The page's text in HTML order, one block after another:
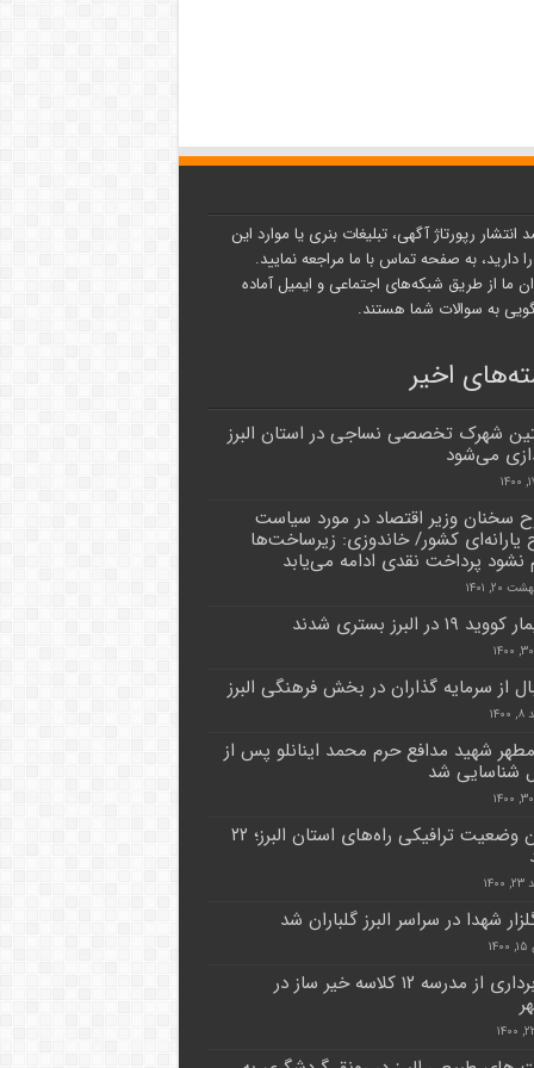
انتشار رپورتاژ آگهی، تبلیغات بنری یا موارد این
دارید، به صفحه تماس با ما مراجعه نمایید.
ما از طریق شبکه‌های اجتماعی و ایمیل آماده
به سوالات شما هستند.
اخیر
شهرک تخصصی نساجی در استان البرز
می‌شود
سخنان وزیر اقتصاد در مورد سیاست
یارانه‌ای کشور/ خاندوزی: زیرساخت‌ها
نشود پرداخت نقدی ادامه می‌یابد
۲۰, ۱۴۰۱
از سرمایه گذاران در بخش فرهنگی البرز
شهید مدافع حرم محمد اینانلو پس از
آخرین وضعیت ترافیکی راه‌های استان البرز؛ ۲۲
بهره برداری از مدرسه ۱۲ کلاسه خیر ساز در